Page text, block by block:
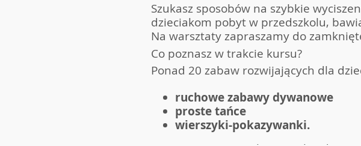
Szukasz sposobów na szybkie
dzieciakom pobyt w przedszkolu,
Na warsztaty zapraszamy do
Co poznasz w trakcie kursu?
Ponad 20 zabaw rozwijających dla
ruchowe zabawy dywanowe
proste tańce
wierszyki-pokazywanki.